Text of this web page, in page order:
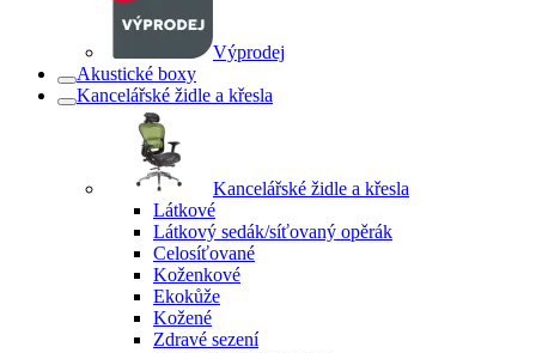
Výprodej
Akustické boxy
Kancelářské židle a křesla
Kancelářské židle a křesla
Látkové
Látkový sedák/síťovaný opěrák
Celosíťované
Koženkové
Ekokůže
Kožené
Zdravé sezení